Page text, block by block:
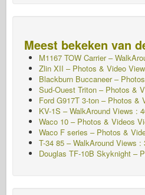
Meest bekeken van
M1167 TOW Carrier –
Zlin XII – Photos & Video
Blackburn Buccaneer –
Sud-Ouest Triton – Photos &
Ford G917T 3-ton – Photos &
KV-1S – WalkAround Views :
Waco 10 – Photos & Videos
Waco F series – Photos &
T-34 85 – WalkAround Views :
Douglas TF-10B Skyknight –